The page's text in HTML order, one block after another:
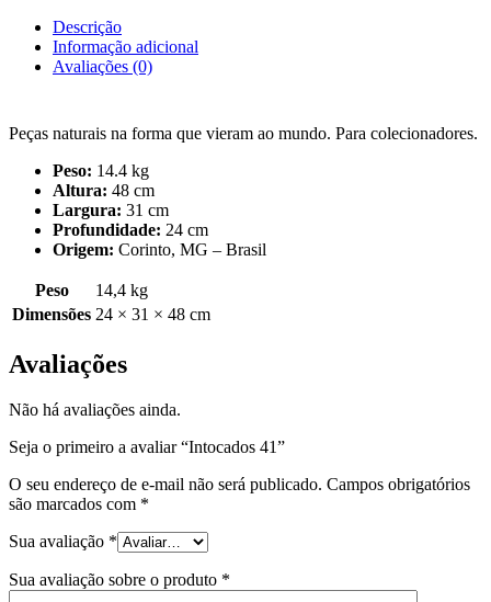
Descrição
Informação adicional
Avaliações (0)
Peças naturais na forma que vieram ao mundo. Para colecionadores.
Peso: 14.4 kg
Altura: 48 cm
Largura: 31 cm
Profundidade: 24 cm
Origem: Corinto, MG – Brasil
Peso
14,4 kg
Dimensões 24 × 31 × 48 cm
Avaliações
Não há avaliações ainda.
Seja o primeiro a avaliar “Intocados 41”
O seu endereço de e-mail não será publicado. Campos obrigatórios
são marcados com *
Sua avaliação *
Sua avaliação sobre o produto *